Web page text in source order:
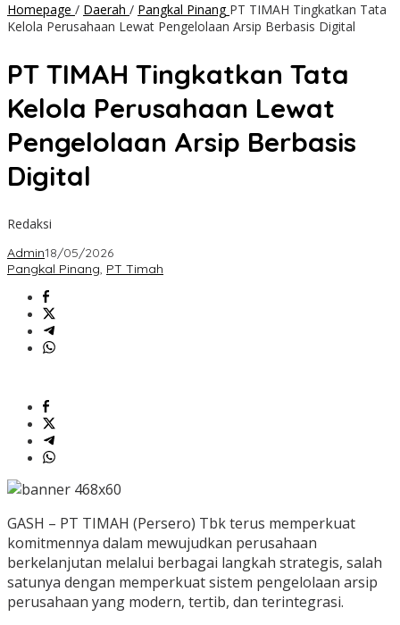
Homepage / Daerah / Pangkal Pinang PT TIMAH Tingkatkan Tata
Kelola Perusahaan Lewat Pengelolaan Arsip Berbasis Digital
PT TIMAH Tingkatkan Tata
Kelola Perusahaan Lewat
Pengelolaan Arsip Berbasis
Digital
Redaksi
Admin18/05/2026
Pangkal Pinang, PT Timah
GASH – PT TIMAH (Persero) Tbk terus memperkuat
komitmennya dalam mewujudkan perusahaan
berkelanjutan melalui berbagai langkah strategis, salah
satunya dengan memperkuat sistem pengelolaan arsip
perusahaan yang modern, tertib, dan terintegrasi.